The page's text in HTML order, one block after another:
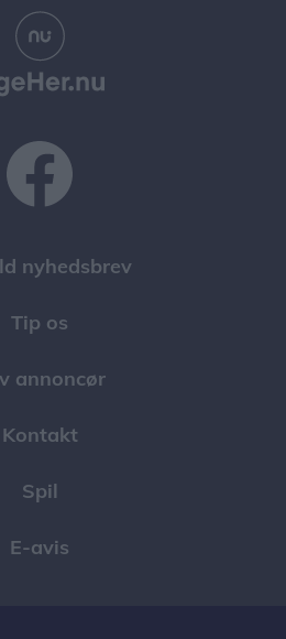
nyhedsbrev
Tip os
annoncør
Kontakt
Spil
E-avis